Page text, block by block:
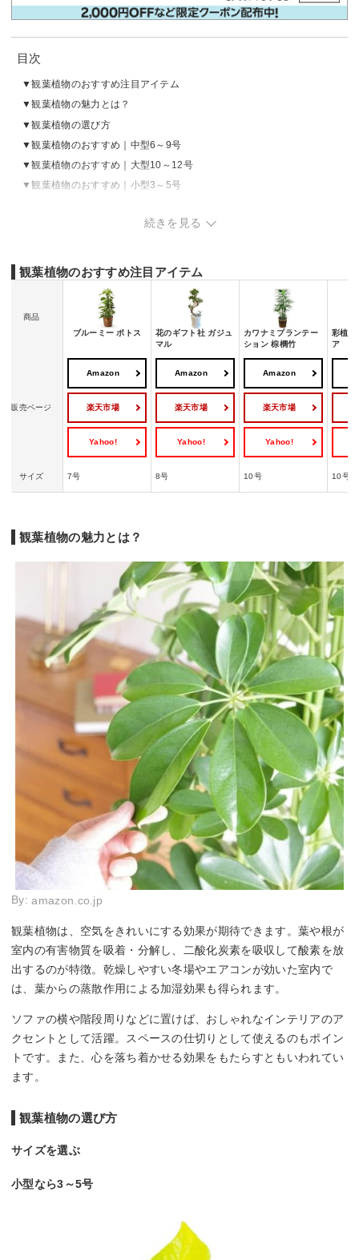
目次
観葉植物のおすすめ注目アイテム
観葉植物の魅力とは？
観葉植物の選び方
観葉植物のおすすめ｜中型6～9号
観葉植物のおすすめ｜大型10～12号
観葉植物のおすすめ｜小型3～5号
続きを見る
観葉植物のおすすめ注目アイテム
商品
ブルーミー ポトス
花のギフト社 ガジュ
マル
カワナミプランテー
ション 棕櫚竹
彩植健
ア
販売ページ
Amazon
楽天市場
Yahoo!
Amazon
楽天市場
Yahoo!
Amazon
楽天市場
Yahoo!
サイズ 7号 8号 10号 10号
観葉植物の魅力とは？
By:amazon.co.jp
観葉植物は、空気をきれいにする効果が期待できます。葉や根が
室内の有害物質を吸着・分解し、二酸化炭素を吸収して酸素を放
出するのが特徴。乾燥しやすい冬場やエアコンが効いた室内で
は、葉からの蒸散作用による加湿効果も得られます。
ソファの横や階段周りなどに置けば、おしゃれなインテリアのア
クセントとして活躍。スペースの仕切りとして使えるのもポイン
トです。また、心を落ち着かせる効果をもたらすともいわれてい
ます。
観葉植物の選び方
サイズを選ぶ
小型なら3～5号